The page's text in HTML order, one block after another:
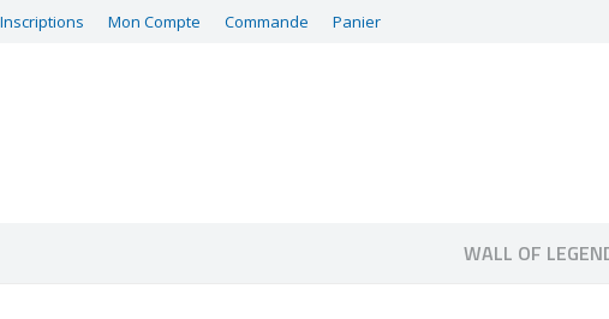
Inscriptions Mon Compte Commande Panier
WALL OF